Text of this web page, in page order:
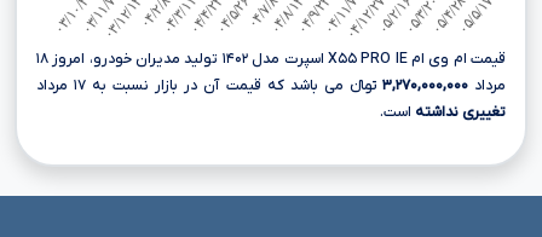
قیمت ام وی ام X۵۵ PRO IE اسپرت مدل ۱۴۰۲ تولید مدیران خودرو، امروز ۱۸
مرداد۳,۲۷۰,۰۰۰,۰۰۰ تومانءءء می باشد که قیمت آن در بازار نسبت به ۱۷ مرداد
تغییری نداشته است.